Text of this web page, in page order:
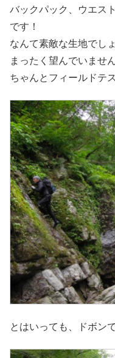
バックパック、ウエス
です！
なんて素敵な生地でしょ
まったく望んでいませ
ちゃんとフィールドテ
とはいっても、ドボン